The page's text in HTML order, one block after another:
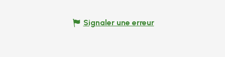
Signaler une erreur